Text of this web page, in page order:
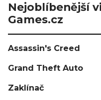
Nejoblíbenější
Games.cz
Assassin's Creed
Grand Theft Auto
Zaklínač